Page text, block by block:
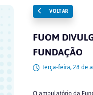
VOLTAR
FUOM
FUNDAÇÃO
terça-feira, 28 de